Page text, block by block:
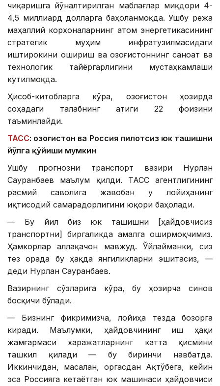
чиқаришга йўналтирилган маблағлар миқдори 4-
4,5 миллиард долларга баҳоланмоқда. Ушбу режа
маҳаллий корхоналарнинг атом энергетикасининг
стратегик муҳим инфратузилмасидаги
иштирокини ошириш ва Қозоғистоннинг саноат ва
технологик тайёргарлигини мустаҳкамлаши
кутилмоқда.
Ҳисоб-китобларга кўра, Қозоғистон ҳозирда
соҳадаги талабнинг атиги 22 фоизини
таъминлайди.
ТАСС: Қозоғистон ва Россия пилотсиз юк ташишни
йўлга қўйиши мумкин
Ушбу прогнозни транспорт вазири Нурлан
Сауранбаев маълум қилди. ТАСС агентлигининг
расмий саволига жавобан у лойиҳанинг
иқтисодий самарадорлигини юқори баҳолади.
— Бу йил биз юк ташишни [ҳайдовчисиз
транспортни] биргаликда амалга оширмоқчимиз.
Ҳамкорлар аллақачон мавжуд. Ўйлайманки, сиз
тез орада бу ҳақда янгиликларни эшитасиз, —
деди Нурлан Сауранбаев.
Вазирнинг сўзларига кўра, бу ҳозирча синов
босқичи бўлади.
— Бизнинг фикримизча, лойиҳа тезда бозорга
киради. Маълумки, ҳайдовчининг иш ҳақи
жамғармаси харажатларнинг катта қисмини
ташкил қилади — бу биринчи навбатда.
Иккинчидан, масалан, Қоргасдан Ақтўбега, кейин
эса Россияга кетаётган юк машинаси ҳайдовчиси